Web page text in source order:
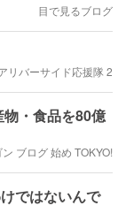
目で見るブログ
リバーサイド応援隊 2
・食品を80億
ン ブログ 始め TOKYO!
ではないんで